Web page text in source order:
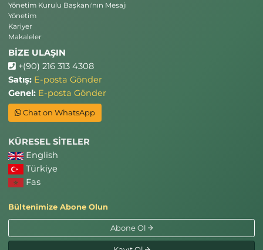
Yönetim Kurulu Başkanı'nın Mesajı
Yönetim
Kariyer
Makaleler
BİZE ULAŞIN
+(90) 216 313 4308
Satış: E-posta Gönder
Genel: E-posta Gönder
Chat on WhatsApp
KÜRESEL SİTELER
English
Türkiye
Fas
Bültenimize Abone Olun
Abone Ol